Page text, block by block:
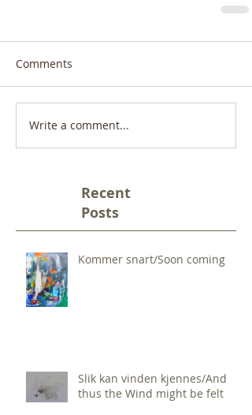
Comments
Write a comment...
Recent
Posts
Kommer snart/Soon coming
Slik kan vinden kjennes/And
thus the Wind might be felt